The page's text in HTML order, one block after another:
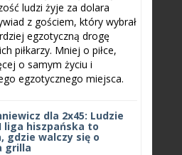
ludzi żyje za dolara
z gościem, który wybrał
egzotyczną drogę
piłkarzy. Mniej o piłce,
o samym życiu i
egzotycznego miejsca.
dla 2x45: Ludzie
liga hiszpańska to
gdzie walczy się o
grilla